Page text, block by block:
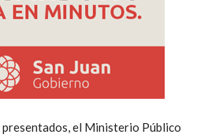
presentados, el Ministerio Público